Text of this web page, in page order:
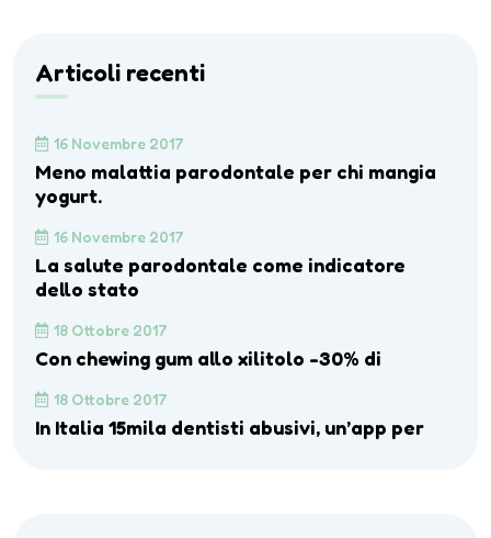
Articoli recenti
16 Novembre 2017
Meno malattia parodontale per chi mangia
yogurt.
16 Novembre 2017
La salute parodontale come indicatore
dello stato
18 Ottobre 2017
Con chewing gum allo xilitolo -30% di
18 Ottobre 2017
In Italia 15mila dentisti abusivi, un’app per